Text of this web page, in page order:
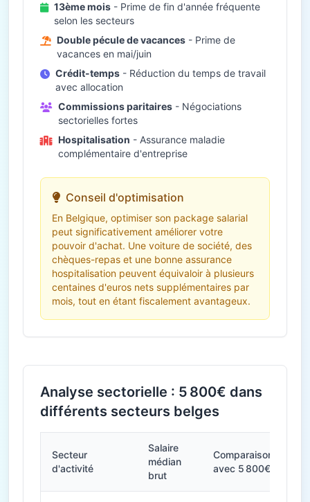
13ème mois - Prime de fin d'année fréquente
selon les secteurs
Double pécule de vacances - Prime de
vacances en mai/juin
Crédit-temps - Réduction du temps de travail
avec allocation
Commissions paritaires - Négociations
sectorielles fortes
Hospitalisation - Assurance maladie
complémentaire d'entreprise
Conseil d'optimisation
En Belgique, optimiser son package salarial
peut significativement améliorer votre
pouvoir d'achat. Une voiture de société, des
chèques-repas et une bonne assurance
hospitalisation peuvent équivaloir à plusieurs
centaines d'euros nets supplémentaires par
mois, tout en étant fiscalement avantageux.
Analyse sectorielle : 5 800€ dans
différents secteurs belges
Secteur
d'activité
Salaire
médian
brut
Comparaison
avec 5 800€